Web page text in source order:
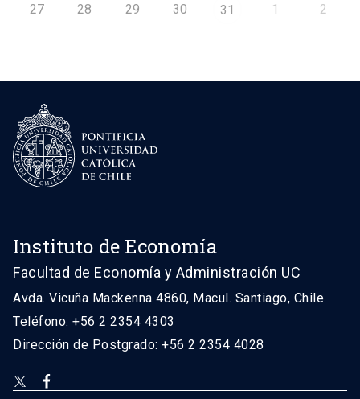
27 28 29 30 31 1 2
Instituto de Economía
Facultad de Economía y Administración UC
Avda. Vicuña Mackenna 4860, Macul. Santiago, Chile
Teléfono: +56 2 2354 4303
Dirección de Postgrado: +56 2 2354 4028